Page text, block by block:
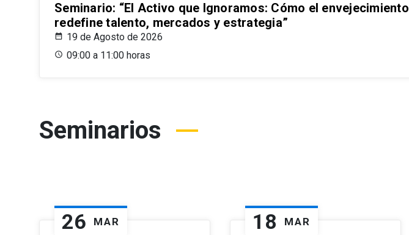
Seminario: “El Activo que Ignoramos: Cómo el envejecimiento
redefine talento, mercados y estrategia”
19 de Agosto de 2026
09:00 a 11:00 horas
Seminarios
26 MAR 18 MAR